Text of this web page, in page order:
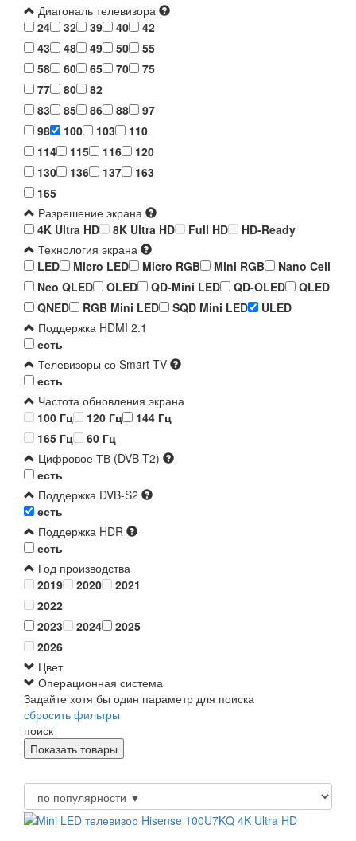
Диагональ телевизора
24
32 39 40
42
43
48 49 50
55
58
60 65 70
75
77
80
82
83
85 86 88
97
98
100 103
110
114
115 116
120
130
136 137
163
165
Разрешение экрана
4K Ultra HD
8K Ultra HD Full HD
HD-Ready
Технология экрана
LED
Micro LED Micro RGB Mini RGB
Nano Cell
Neo QLED
OLED QD-Mini LED QD-OLED
QLED
QNED
RGB Mini LED SQD Mini LED
ULED
Поддержка HDMI 2.1
есть
Телевизоры со Smart TV
есть
Частота обновления экрана
100 Гц
120 Гц
144 Гц
165 Гц
60 Гц
Цифровое ТВ (DVB-T2)
есть
Поддержка DVB-S2
есть
Поддержка HDR
есть
Год производства
2019
2020
2021
2022
2023
2024
2025
2026
Цвет
Операционная система
Задайте хотя бы один параметр для поиска
сбросить фильтры
поиск